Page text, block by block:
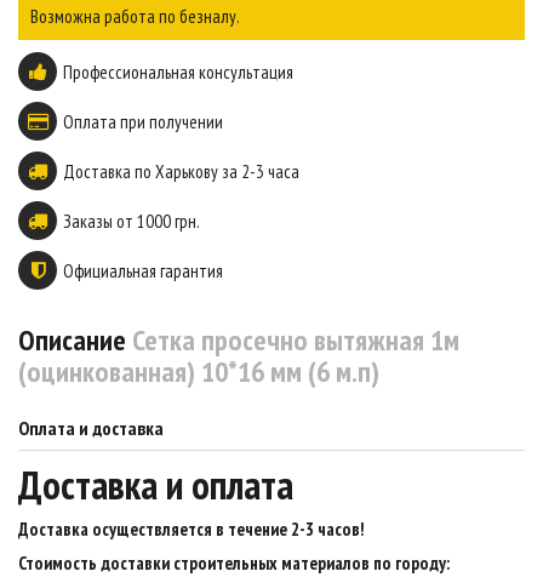
Возможна работа по безналу.
Профессиональная консультация
Оплата при получении
Доставка по Харькову за 2-3 часа
Заказы от 1000 грн.
Официальная гарантия
Описание Сетка просечно вытяжная 1м
(оцинкованная) 10*16 мм (6 м.п)
Оплата и доставка
Доставка и оплата
Доставка осуществляется в течение 2-3 часов!
Стоимость доставки строительных материалов по городу: